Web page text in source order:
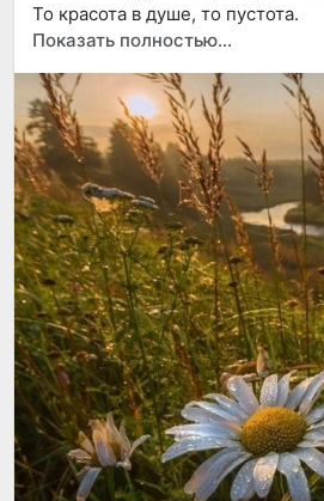
То красота в душе, то пустота.
И каждый где-то в жизни
Когда не так, как хочешь,
И невпопад судьбы звучит струна.
Даются нам презрение и почести,
Победы и препятствия свои,
И слабость – поступать лишь так,
И сила – жить и в чести, и в
Никто не свят… Не ангелы… И
Нам бередить всё то, что заросло
Бывало, что и птицы камнем
Но снова становились на крыло.
И наши дни то маками
То в них метели белые метут…
Прогнать бы нам обиды все
Глядишь, другие тропку не
Показать полностью…